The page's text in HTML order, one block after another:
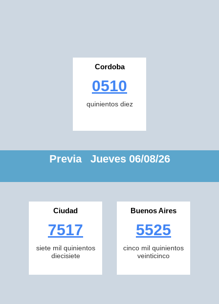
Cordoba
0510
quinientos diez
Previa Jueves 06/08/26
Ciudad
7517
siete mil quinientos
diecisiete
Buenos Aires
5525
cinco mil quinientos
veinticinco